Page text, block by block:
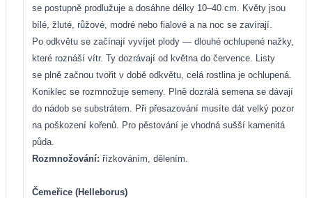
se postupně prodlužuje a dosáhne délky 10–40 cm. Květy jsou
bílé, žluté, růžové, modré nebo fialové a na noc se zavírají.
Po odkvětu se začínají vyvíjet plody — dlouhé ochlupené nažky,
které roznáší vítr. Ty dozrávají od května do července. Listy
se plně začnou tvořit v době odkvětu, celá rostlina je ochlupená.
Koniklec se rozmnožuje semeny. Plně dozrálá semena se dávají
do nádob se substrátem. Při přesazování musíte dát velký pozor
na poškození kořenů. Pro pěstování je vhodná sušší kamenitá
půda.
Rozmnožování: řízkováním, dělením.
Čemeřice (Helleborus)